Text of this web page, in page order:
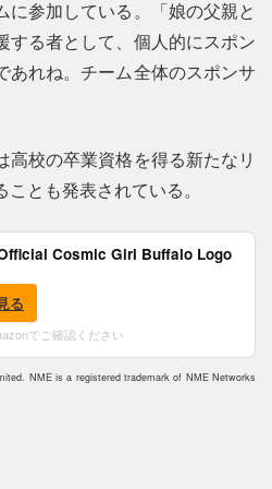
に参加している。「娘の父親と
する者として、個人的にスポン
あれね。チーム全体のスポンサ
高校の卒業資格を得る新たなリ
とも発表されている。
Cosmic Girl Buffalo Logo
る
でご確認ください
NME is a registered trademark of NME Networks